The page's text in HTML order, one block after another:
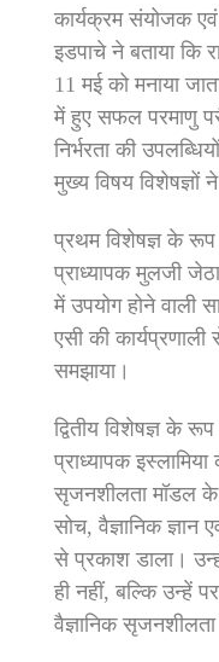
कार्यक्रम संयोजक एवं
इडपाचे ने बताया कि
11 मई को मनाया
में हुए सफल परमाणु
निर्भरता की
मुख्य विषय विशेषज्ञों
प्रथम विशेषज्ञ के
प्राध्यापक मुलजी
में उपयोग होने
एसी की
समझाया।
द्वितीय विशेषज्ञ के
प्राध्यापक
सृजनशीलता मॉडल के
सोच, वैज्ञानिक ज्ञान
से प्रकाश डाला।
ही नहीं, बल्कि उन्हें
वैज्ञानिक सृजनशीलता